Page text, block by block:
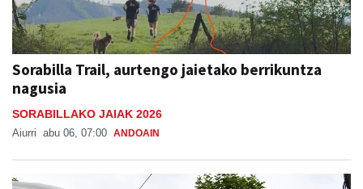
Sorabilla Trail, aurtengo jaietako berrikuntza
nagusia
SORABILLAKO JAIAK 2026
Aiurri abu 06, 07:00 ANDOAIN